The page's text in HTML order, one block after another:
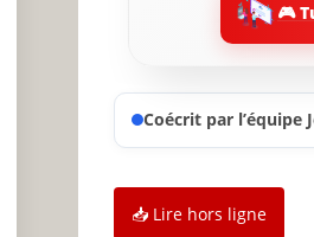
Faites attention
Continuez de
🔥 À lire aussi sur
✨ Nouveau sur
Articles
Partager l'amour
🎮
Coécrit par l’équipe
📥 Lire hors ligne